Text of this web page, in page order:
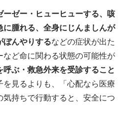
ーゼー・ヒューヒューする、咳
に腫れる、全身にじんましんが
ぼんやりするなどの症状が出た
など命に関わる状態の可能性が
呼ぶ・救急外来を受診すること
を見るよりも、「心配なら医療
持ちで行動すると、安全につ